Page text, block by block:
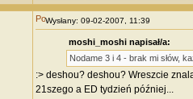
Wysłany: 09-02-2007, 11:39
moshi_moshi napisał/a:
Nodame 3 i 4 - brak mi słów,
:> deshou? deshou? Wreszcie
21szego a ED tydzień później...